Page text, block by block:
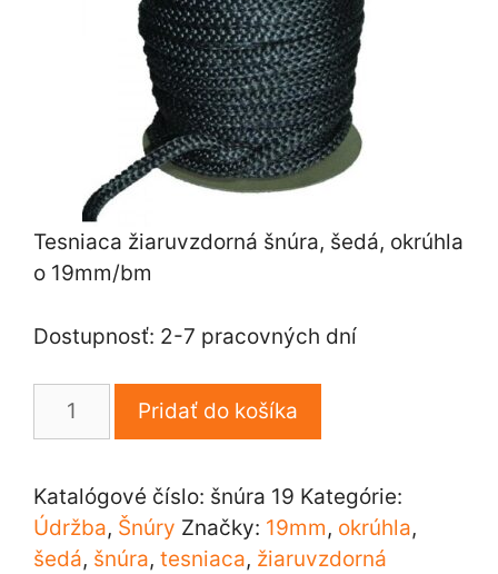
Tesniaca žiaruvzdorná šnúra, šedá, okrúhla
o 19mm/bm
Dostupnosť: 2-7 pracovných dní
množstvo
šnúra,
šedá,
okrúhla
Pridať do košíka
Katalógové číslo: šnúra 19 Kategórie:
Údržba, Šnúry Značky: 19mm, okrúhla,
šedá, šnúra, tesniaca, žiaruvzdorná